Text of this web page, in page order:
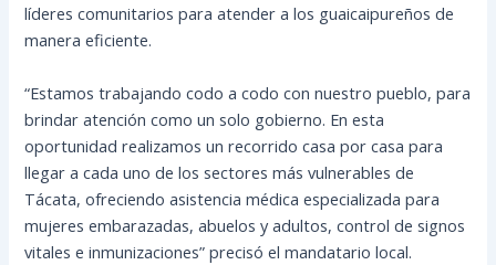
líderes comunitarios para atender a los guaicaipureños de
manera eficiente.
“Estamos trabajando codo a codo con nuestro pueblo, para
brindar atención como un solo gobierno. En esta
oportunidad realizamos un recorrido casa por casa para
llegar a cada uno de los sectores más vulnerables de
Tácata, ofreciendo asistencia médica especializada para
mujeres embarazadas, abuelos y adultos, control de signos
vitales e inmunizaciones” precisó el mandatario local.